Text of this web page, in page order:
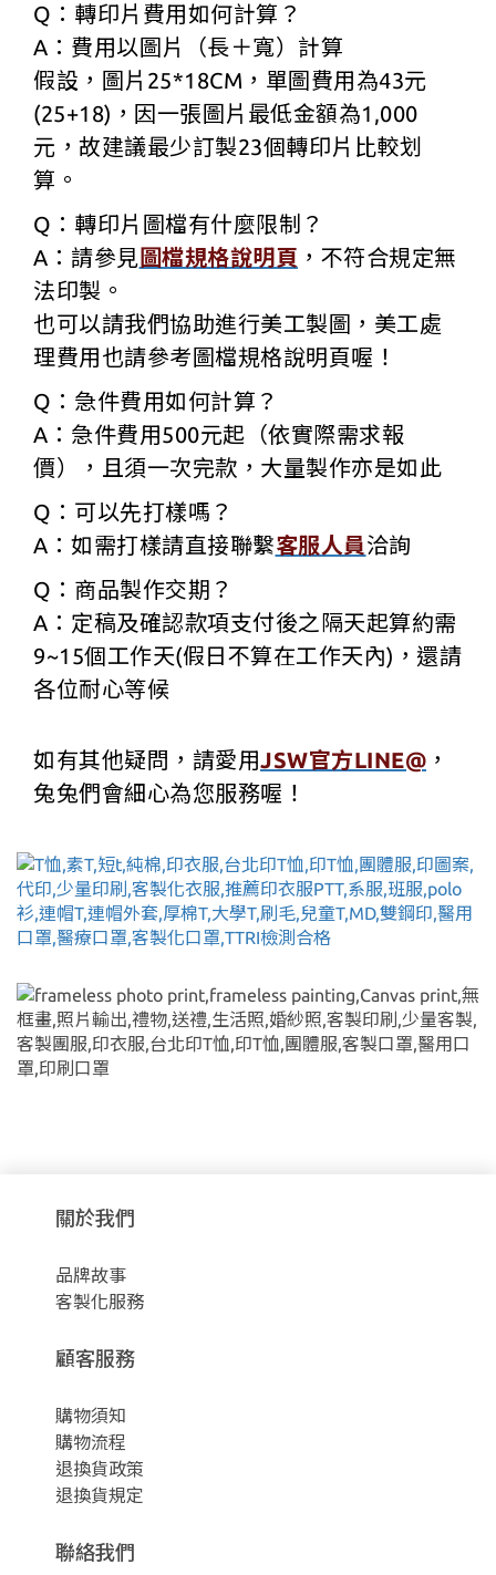
Q：轉印片費用如何計算？
A：費用以圖片（長＋寬）計算
假設， 圖片25*18CM， 單圖費用為43元
(25+18)，因一張圖片最低金額為1,000
元，故建議最少訂製23個轉印片比較划
算。
Q：轉印片圖檔有什麼限制？
A：請參見圖檔規格說明頁 ，不符合規定無
法印製。
也可以請我們協助進行美工製圖，美工處
理費用也請參考圖檔規格說明頁喔！
Q：急件費用如何計算？
A：急件費用500元起（依實際需求報
價），且須一次完款，大量製作亦是如此
Q：可以先打樣嗎？
A：如需打樣請直接聯繫客服人員洽詢
Q：商品製作交期？
A：定稿及確認款項支付後之隔天起算約需
9~15個工作天(假日不算在工作天內)，還請
各位耐心等候
如有其他疑問，請愛用JSW官方LINE@ ，
兔兔們會細心為您服務喔！
關於我們
品牌故事
客製化服務
顧客服務
購物須知
購物流程
退換貨政策
退換貨規定
聯絡我們